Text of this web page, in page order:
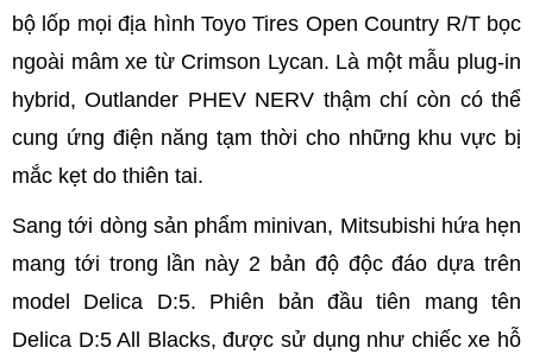
bộ lốp mọi địa hình Toyo Tires Open Country R/T bọc
ngoài mâm xe từ Crimson Lycan. Là một mẫu plug-in
hybrid, Outlander PHEV NERV thậm chí còn có thể
cung ứng điện năng tạm thời cho những khu vực bị
mắc kẹt do thiên tai.
Sang tới dòng sản phẩm minivan, Mitsubishi hứa hẹn
mang tới trong lần này 2 bản độ độc đáo dựa trên
model Delica D:5. Phiên bản đầu tiên mang tên
Delica D:5 All Blacks, được sử dụng như chiếc xe hỗ